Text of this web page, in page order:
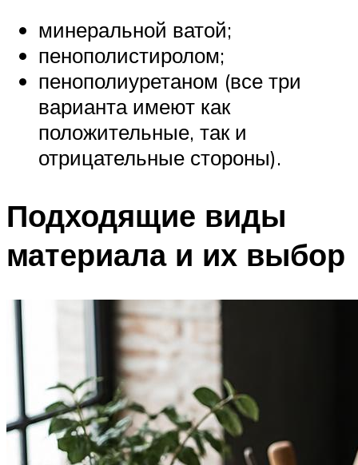
минеральной ватой;
пенополистиролом;
пенополиуретаном (все три
варианта имеют как
положительные, так и
отрицательные стороны).
Подходящие виды
материала и их выбор